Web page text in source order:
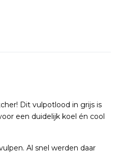
Dit vulpotlood in grijs is
een duidelijk koel én cool
Al snel werden daar